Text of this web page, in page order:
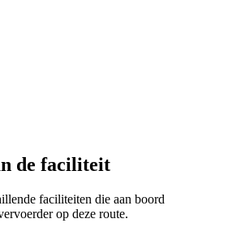
de faciliteit
faciliteiten die aan boord
op deze route.